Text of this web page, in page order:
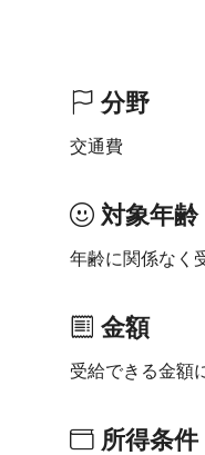
分野
交通費
対象年齢
年齢に関係なく
金額
受給できる金額
所得条件